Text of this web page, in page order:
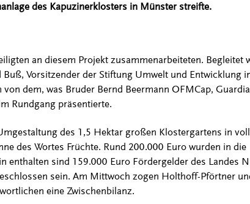
des Kapuzinerklosters in Münster streifte.
an diesem Projekt zusammenarbeiteten. Begleitet
Vorsitzender der Stiftung Umwelt und Entwicklung
dem, was Bruder Bernd Beermann OFMCap,
Rundgang präsentierte.
des 1,5 Hektar großen Klostergartens in
des Wortes Früchte. Rund 200.000 Euro wurden in die
enthalten sind 159.000 Euro Fördergelder des Landes
sein. Am Mittwoch zogen Holthoff-Pförtner
eine Zwischenbilanz.